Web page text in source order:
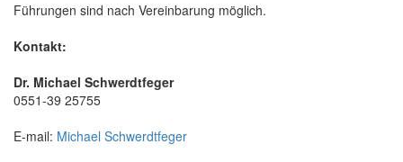
Führungen sind nach Vereinbarung möglich.
Kontakt:
Dr. Michael Schwerdtfeger
0551-39 25755
E-mail: Michael Schwerdtfeger